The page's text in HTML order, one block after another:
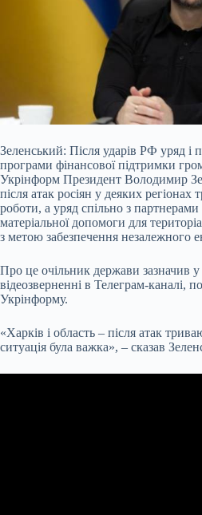
Зеленський: Після ударів РФ уряд і
програми фінансової підтримки
Укрінформ Президент Володимир
після атак росіян у деяких регіонах
роботи, а уряд спільно з
матеріальної допомоги для
з метою забезпечення незалежного
Про це очільник держави зазначив
відеозверненні в Телеграм-каналі,
Укрінформу.
«Харків і область – після атак
ситуація була важка», – сказав